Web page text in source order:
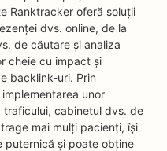
Ranktracker oferă soluții
dvs. online, de la
de căutare și analiza
cheie cu impact și
backlink-uri. Prin
unor
cabinetul dvs. de
mai mulți pacienți, își
puternică și poate obține